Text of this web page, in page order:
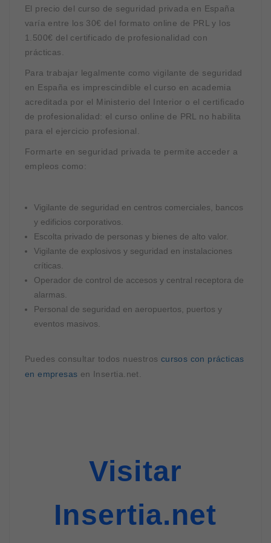
El precio del curso de seguridad privada en España
varía entre los 30€ del formato online de PRL y los
1.500€ del certificado de profesionalidad con
prácticas.
Para trabajar legalmente como vigilante de seguridad
en España es imprescindible el curso en academia
acreditada por el Ministerio del Interior o el certificado
de profesionalidad: el curso online de PRL no habilita
para el ejercicio profesional.
Formarte en seguridad privada te permite acceder a
empleos como:
Vigilante de seguridad en centros comerciales, bancos
y edificios corporativos.
Escolta privado de personas y bienes de alto valor.
Vigilante de explosivos y seguridad en instalaciones
críticas.
Operador de control de accesos y central receptora de
alarmas.
Personal de seguridad en aeropuertos, puertos y
eventos masivos.
Puedes consultar todos nuestros cursos con prácticas
en empresas en Insertia.net.
Visitar
Insertia.net